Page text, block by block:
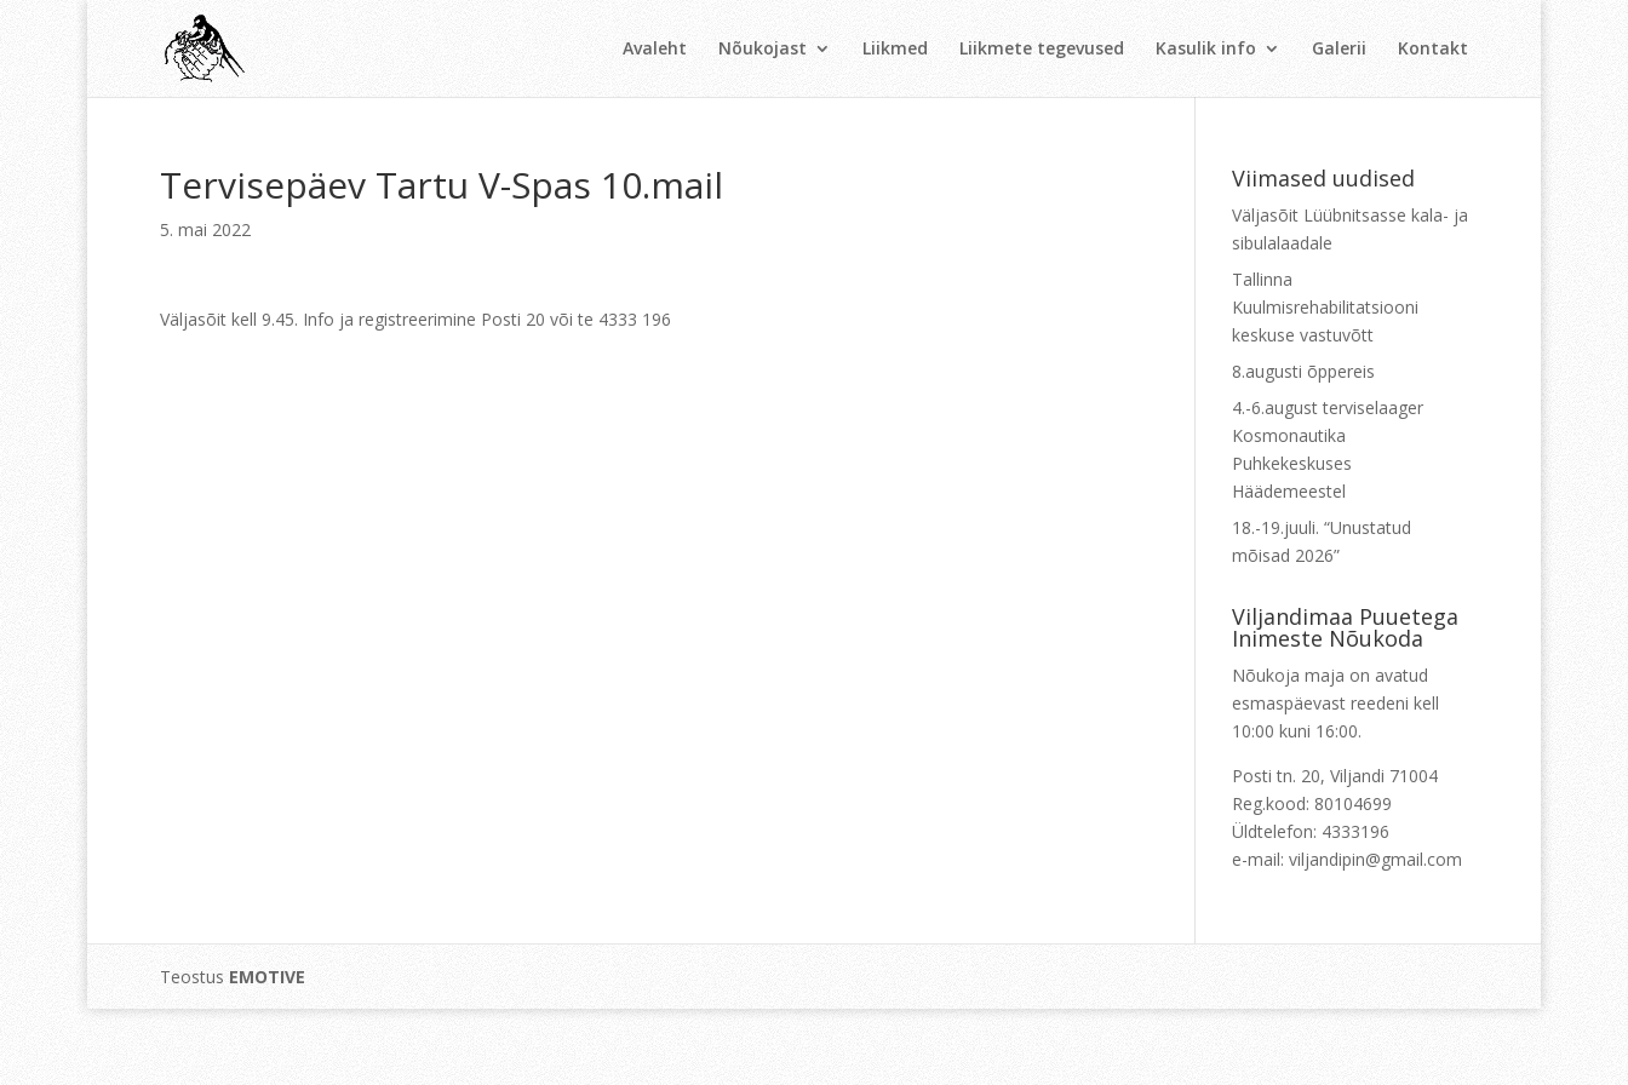
Avaleht Nõukojast Liikmed Liikmete tegevused Kasulik info Galerii Kontakt
Tervisepäev Tartu V-Spas 10.mail
5. mai 2022
Väljasõit kell 9.45. Info ja registreerimine Posti 20 või te 4333 196
Viimased uudised
Väljasõit Lüübnitsasse kala- ja
sibulalaadale
Tallinna
Kuulmisrehabilitatsiooni
keskuse vastuvõtt
8.augusti õppereis
4.-6.august terviselaager
Kosmonautika
Puhkekeskuses
Häädemeestel
18.-19.juuli. “Unustatud
mõisad 2026”
Viljandimaa Puuetega
Inimeste Nõukoda
Nõukoja maja on avatud
esmaspäevast reedeni kell
10:00 kuni 16:00.
Posti tn. 20, Viljandi 71004
Reg.kood: 80104699
Üldtelefon: 4333196
e-mail: viljandipin@gmail.com
Teostus EMOTIVE